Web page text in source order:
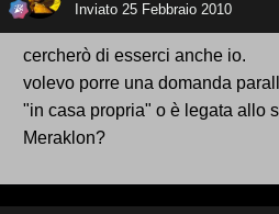
Inviato 25 Febbraio 2010
cercherò di esserci anche io.
volevo porre una domanda
"in casa propria" o è legata allo
Meraklon?